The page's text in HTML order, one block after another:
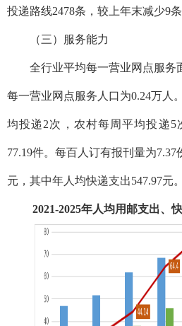
投递路线2478条，较上年末减少9条
（三）服务能力
全行业平均每一营业网点服务
每一营业网点服务人口为0.24万人
均投递2次，农村每周平均投递5
77.19件。每百人订有报刊量为7.37
元，其中年人均快递支出547.97元。
2021-2025年人均用邮支出、